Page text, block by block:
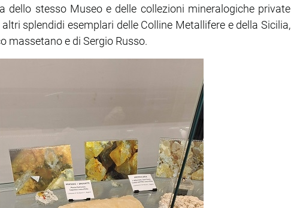
dello stesso Museo e delle collezioni mineralogiche private
splendidi esemplari delle Colline Metallifere e della Sicilia,
massetano e di Sergio Russo.